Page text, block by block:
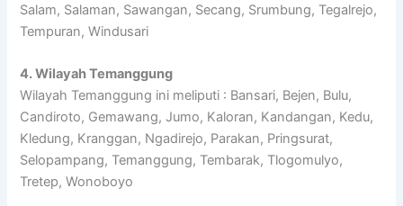
Salam, Salaman, Sawangan, Secang, Srumbung, Tegalrejo,
Tempuran, Windusari
4. Wilayah Temanggung
Wilayah Temanggung ini meliputi : Bansari, Bejen, Bulu,
Candiroto, Gemawang, Jumo, Kaloran, Kandangan, Kedu,
Kledung, Kranggan, Ngadirejo, Parakan, Pringsurat,
Selopampang, Temanggung, Tembarak, Tlogomulyo,
Tretep, Wonoboyo